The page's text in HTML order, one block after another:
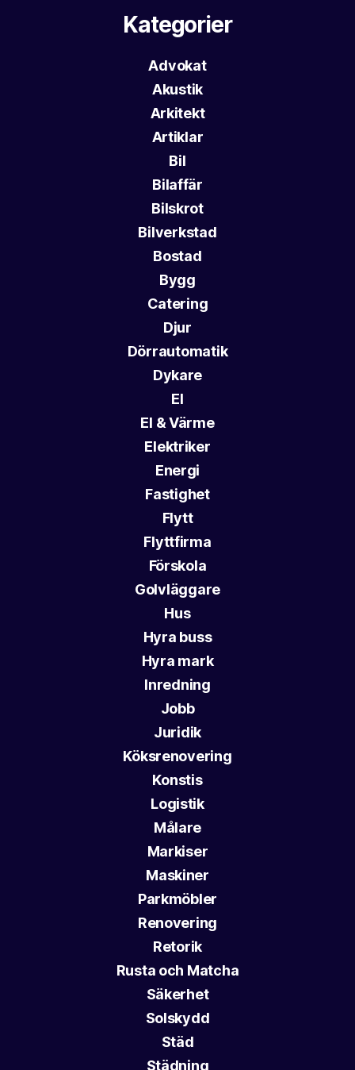
Kategorier
Advokat
Akustik
Arkitekt
Artiklar
Bil
Bilaffär
Bilskrot
Bilverkstad
Bostad
Bygg
Catering
Djur
Dörrautomatik
Dykare
El
El & Värme
Elektriker
Energi
Fastighet
Flytt
Flyttfirma
Förskola
Golvläggare
Hus
Hyra buss
Hyra mark
Inredning
Jobb
Juridik
Köksrenovering
Konstis
Logistik
Målare
Markiser
Maskiner
Parkmöbler
Renovering
Retorik
Rusta och Matcha
Säkerhet
Solskydd
Städ
Städning